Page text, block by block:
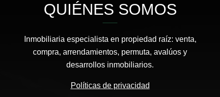
QUIÉNES SOMOS
Inmobiliaria especialista en propiedad raíz: venta,
compra, arrendamientos, permuta, avalúos y
desarrollos inmobiliarios.
Políticas de privacidad